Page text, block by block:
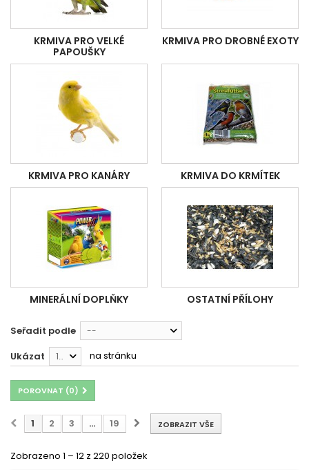
KRMIVA PRO VELKÉ
PAPOUŠKY
KRMIVA PRO DROBNÉ EXOTY
KRMIVA PRO KANÁRY KRMIVA DO KRMÍTEK
MINERÁLNÍ DOPLŇKY OSTATNÍ PŘÍLOHY
Seřadit podle --
Ukázat 12 na stránku
POROVNAT (0)
ZOBRAZIT VŠE
1 2 3 ... 19
Zobrazeno 1 – 12 z 220 položek